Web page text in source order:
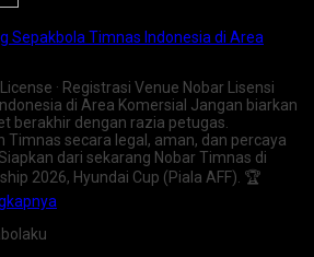
Sepakbola Timnas Indonesia di Area
· Registrasi Venue Nobar Lisensi
di Area Komersial Jangan biarkan
berakhir dengan razia petugas.
Timnas secara legal, aman, dan percaya
dari sekarang Nobar Timnas di
2026, Hyundai Cup (Piala AFF). 🏆